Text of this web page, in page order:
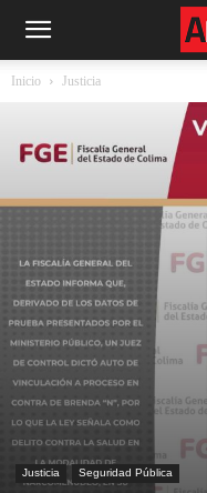
Inicio Justicia
Justicia Seguridad Pública